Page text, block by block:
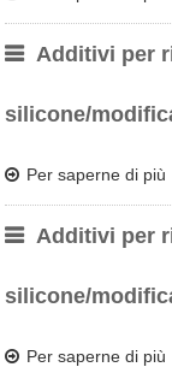
Additivi per
silicone/
Per saperne di più
Additivi per
silicone/
Per saperne di più